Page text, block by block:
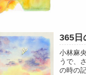
365日
小林麻
うで、
の時の